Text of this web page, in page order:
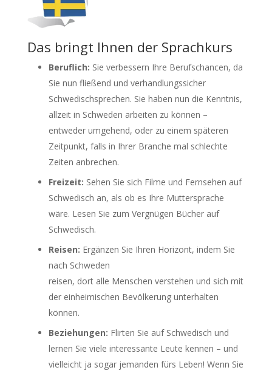
Das bringt Ihnen der Sprachkurs
Beruflich: Sie verbessern Ihre Berufschancen, da
Sie nun fließend und verhandlungssicher
Schwedischsprechen. Sie haben nun die Kenntnis,
allzeit in Schweden arbeiten zu können –
entweder umgehend, oder zu einem späteren
Zeitpunkt, falls in Ihrer Branche mal schlechte
Zeiten anbrechen.
Freizeit: Sehen Sie sich Filme und Fernsehen auf
Schwedisch an, als ob es Ihre Muttersprache
wäre. Lesen Sie zum Vergnügen Bücher auf
Schwedisch.
Reisen: Ergänzen Sie Ihren Horizont, indem Sie
nach Schweden
reisen, dort alle Menschen verstehen und sich mit
der einheimischen Bevölkerung unterhalten
können.
Beziehungen: Flirten Sie auf Schwedisch und
lernen Sie viele interessante Leute kennen – und
vielleicht ja sogar jemanden fürs Leben! Wenn Sie